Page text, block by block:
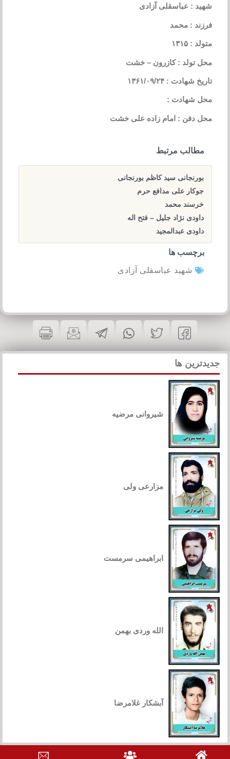
شهید : عباسقلی آزادی
فرزند : محمد
متولد : ۱۳۱۵
محل تولد : کازرون – خشت
تاریخ شهادت : ۱۳۶۱/۰۹/۲۴
محل شهادت :
محل دفن : امام زاده علی خشت
مطالب مرتبط
بورنجانی سید کاظم بورنجانی
جوکار علی مدافع حرم
خرسند محمد
داودی نژاد جلیل – فتح اله
داودی عبدالمجید
برچسب ها
شهید عباسقلی آزادی
جدیدترین ها
شیروانی مرضیه
مزارعی ولی
ابراهیمی سرمست
الله وردی بهمن
آبشکار غلامرضا